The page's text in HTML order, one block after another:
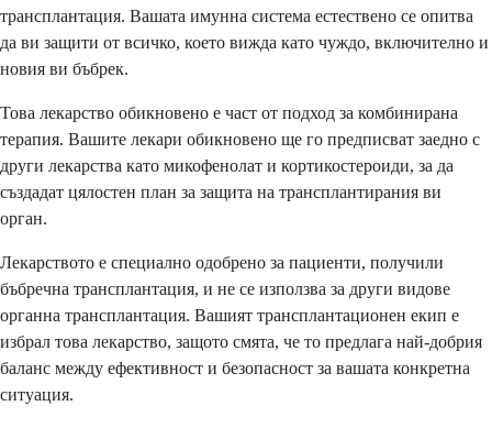
трансплантация. Вашата имунна система естествено се опитва
да ви защити от всичко, което вижда като чуждо, включително и
новия ви бъбрек.
Това лекарство обикновено е част от подход за комбинирана
терапия. Вашите лекари обикновено ще го предписват заедно с
други лекарства като микофенолат и кортикостероиди, за да
създадат цялостен план за защита на трансплантирания ви
орган.
Лекарството е специално одобрено за пациенти, получили
бъбречна трансплантация, и не се използва за други видове
органна трансплантация. Вашият трансплантационен екип е
избрал това лекарство, защото смята, че то предлага най-добрия
баланс между ефективност и безопасност за вашата конкретна
ситуация.